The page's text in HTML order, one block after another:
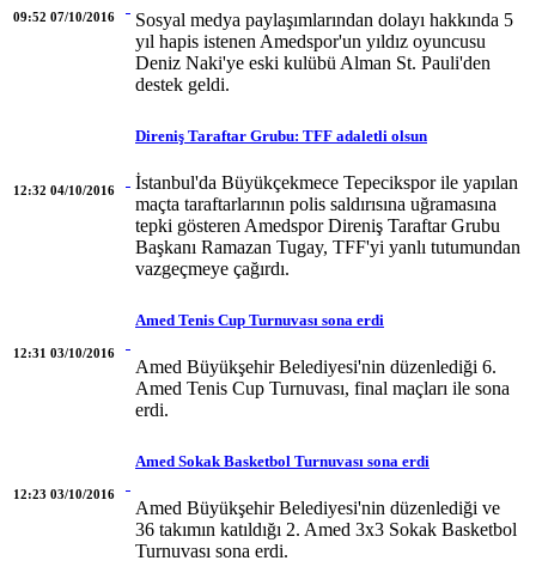
09:52 07/10/2016
Sosyal medya paylaşımlarından dolayı hakkında 5
yıl hapis istenen Amedspor'un yıldız oyuncusu
Deniz Naki'ye eski kulübü Alman St. Pauli'den
destek geldi.
12:32 04/10/2016
Direniş Taraftar Grubu: TFF adaletli olsun
İstanbul'da Büyükçekmece Tepecikspor ile yapılan
maçta taraftarlarının polis saldırısına uğramasına
tepki gösteren Amedspor Direniş Taraftar Grubu
Başkanı Ramazan Tugay, TFF'yi yanlı tutumundan
vazgeçmeye çağırdı.
12:31 03/10/2016
Amed Tenis Cup Turnuvası sona erdi
Amed Büyükşehir Belediyesi'nin düzenlediği 6.
Amed Tenis Cup Turnuvası, final maçları ile sona
erdi.
12:23 03/10/2016
Amed Sokak Basketbol Turnuvası sona erdi
Amed Büyükşehir Belediyesi'nin düzenlediği ve
36 takımın katıldığı 2. Amed 3x3 Sokak Basketbol
Turnuvası sona erdi.